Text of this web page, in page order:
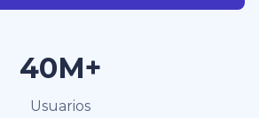
40M+
Usuarios